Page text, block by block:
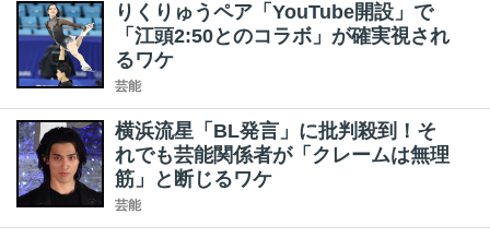
りくりゅうペア「YouTube開設」で
「江頭2:50とのコラボ」が確実視され
るワケ
芸能
横浜流星「BL発言」に批判殺到！そ
れでも芸能関係者が「クレームは無理
筋」と断じるワケ
芸能